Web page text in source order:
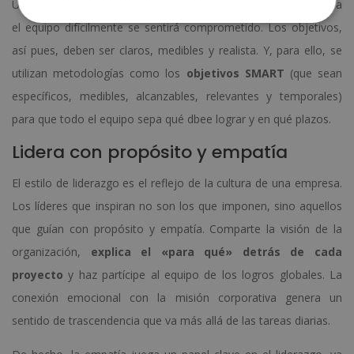
Un empleado que no sabe qué se espera de él o hacia dónde va
el equipo difícilmente se sentirá comprometido. Los objetivos,
así pues, deben ser claros, medibles y realista. Y, para ello, se
utilizan metodologías como los objetivos SMART (que sean
específicos, medibles, alcanzables, relevantes y temporales)
para que todo el equipo sepa qué dbee lograr y en qué plazos.
Lidera con propósito y empatía
El estilo de liderazgo es el reflejo de la cultura de una empresa.
Los líderes que inspiran no son los que imponen, sino aquellos
que guían con propósito y empatía. Comparte la visión de la
organización, explica el «para qué» detrás de cada
proyecto y haz partícipe al equipo de los logros globales. La
conexión emocional con la misión corporativa genera un
sentido de trascendencia que va más allá de las tareas diarias.